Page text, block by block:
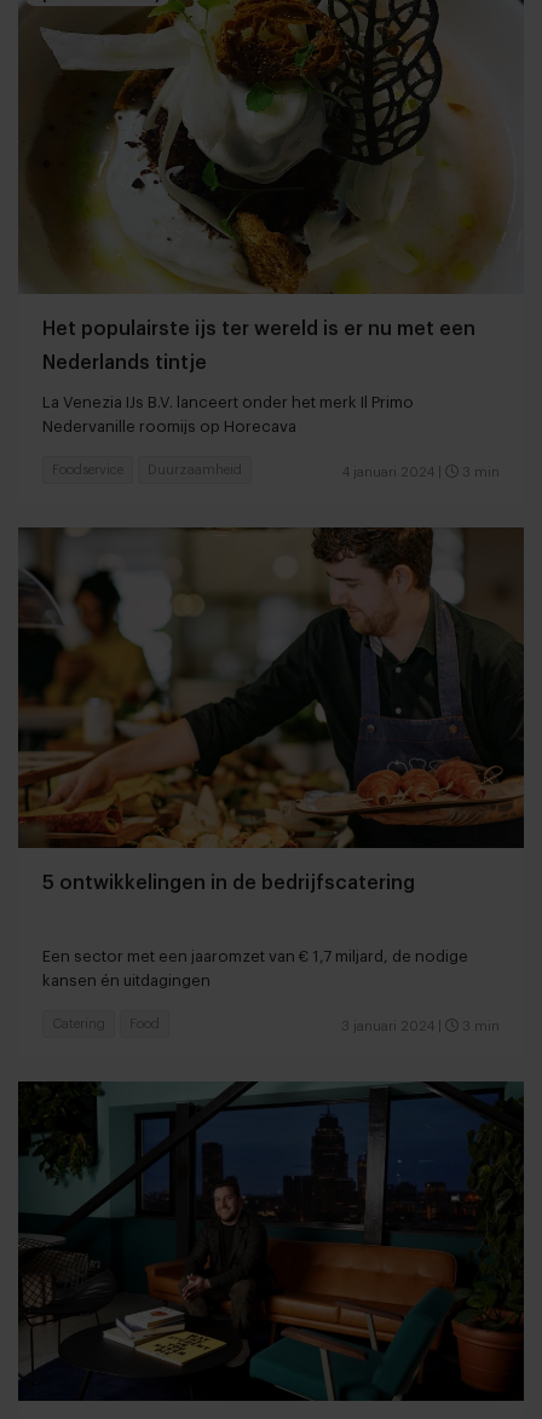
Het populairste ijs ter wereld is er nu met een
Nederlands tintje
La Venezia IJs B.V. lanceert onder het merk Il Primo
Nedervanille roomijs op Horecava
4 januari 2024 3 min
Foodservice Duurzaamheid
5 ontwikkelingen in de bedrijfscatering
Een sector met een jaaromzet van € 1,7 miljard, de nodige
kansen én uitdagingen
3 januari 2024 3 min
Catering Food